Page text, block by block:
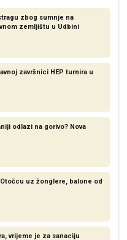
zbog sumnje na
zemljištu u Udbini
završnici HEP turnira u
odlazi na gorivo? Nova
uz žonglere, balone od
vrijeme je za sanaciju